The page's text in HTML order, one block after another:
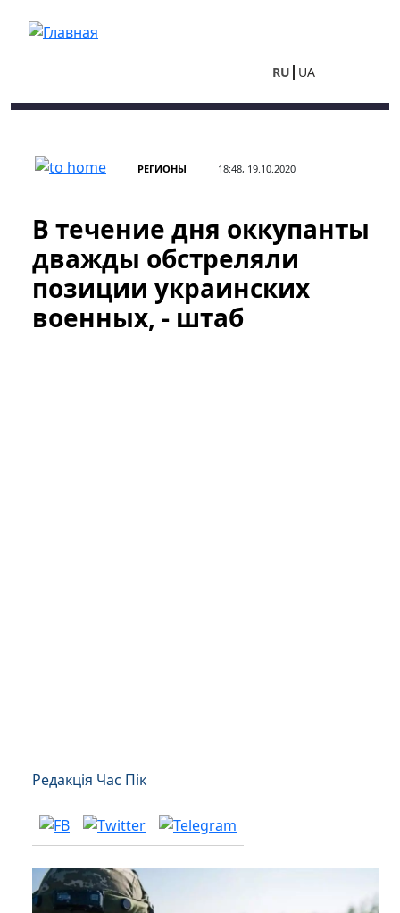
RU UA
РЕГИОНЫ 18:48, 19.10.2020
В течение дня оккупанты
дважды обстреляли
позиции украинских
военных, - штаб
Редакція Час Пік